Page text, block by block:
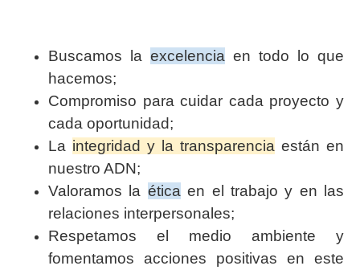
Buscamos la excelencia en todo lo que
hacemos;
Compromiso para cuidar cada proyecto y
cada oportunidad;
La integridad y la transparencia están en
nuestro ADN;
Valoramos la éticaen el trabajo y en las
relaciones interpersonales;
Respetamos el medio ambiente y
fomentamos acciones positivas en este